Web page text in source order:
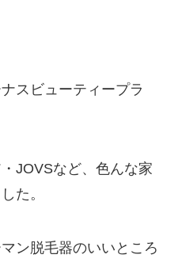
スビューティープラ
JOVSなど、色んな家
た。
ン脱毛器のいいところ